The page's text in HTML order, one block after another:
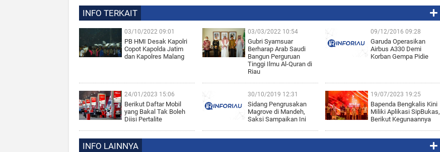
INFO TERKAIT
03/10/2022 09:01
PB HMI Desak Kapolri
Copot Kapolda Jatim
dan Kapolres Malang
03/03/2022 10:54
Gubri Syamsuar
Berharap Arab Saudi
Bangun Perguruan
Tinggi Ilmu Al-Quran di
Riau
09/12/2016 09:28
Garuda Operasikan
Airbus A330 Demi
Korban Gempa Pidie
24/01/2023 15:06
Berikut Daftar Mobil
yang Bakal Tak Boleh
Diisi Pertalite
30/10/2019 12:31
Sidang Pengrusakan
Magrove di Mandeh,
Saksi Sampaikan Ini
19/07/2023 19:25
Bapenda Bengkalis Kini
Miliki Aplikasi SipBukas,
Berikut Kegunaannya
INFO LAINNYA